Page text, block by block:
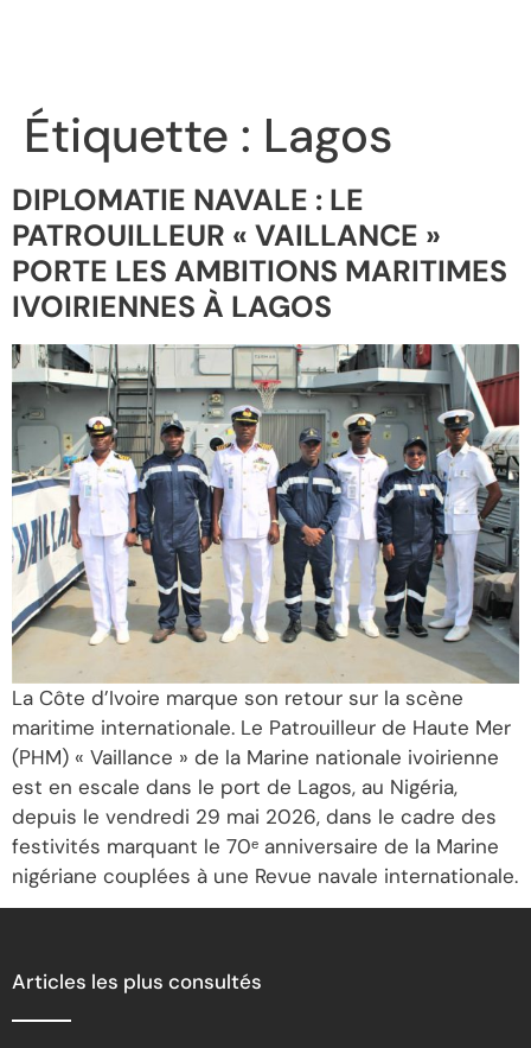
Étiquette : Lagos
DIPLOMATIE NAVALE : LE
PATROUILLEUR « VAILLANCE »
PORTE LES AMBITIONS MARITIMES
IVOIRIENNES À LAGOS
La Côte d’Ivoire marque son retour sur la scène
maritime internationale. Le Patrouilleur de Haute Mer
(PHM) « Vaillance » de la Marine nationale ivoirienne
est en escale dans le port de Lagos, au Nigéria,
depuis le vendredi 29 mai 2026, dans le cadre des
festivités marquant le 70ᵉ anniversaire de la Marine
nigériane couplées à une Revue navale internationale.
Articles les plus consultés